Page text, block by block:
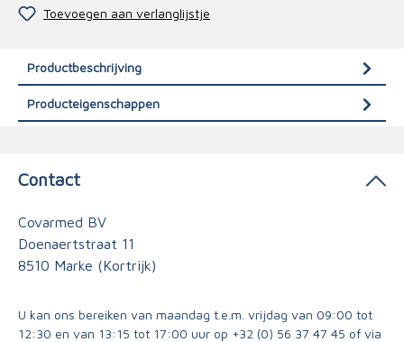
Toevoegen aan verlanglijstje
Productbeschrijving
Producteigenschappen
Contact
Covarmed BV
Doenaertstraat 11
8510 Marke (Kortrijk)
U kan ons bereiken van maandag t.e.m. vrijdag van 09:00 tot
12:30 en van 13:15 tot 17:00 uur op +32 (0) 56 37 47 45 of via